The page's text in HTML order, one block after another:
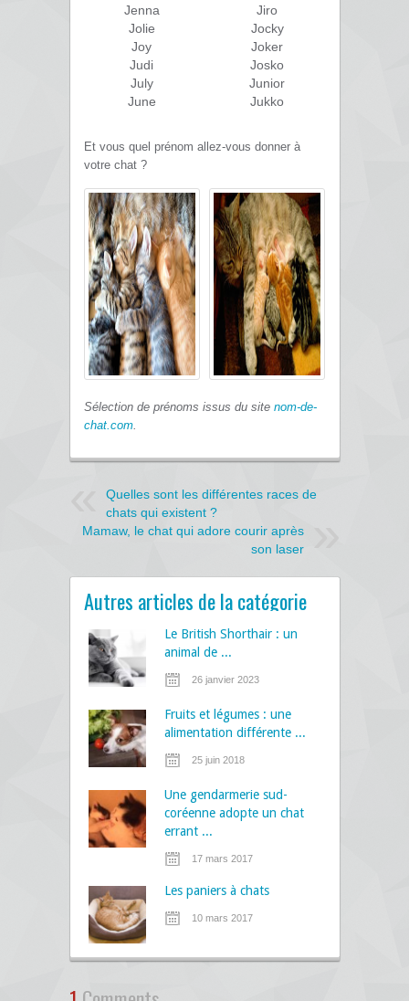
Jenna
Jiro
Jolie
Jocky
Joy
Joker
Judi
Josko
July
Junior
June
Jukko
Et vous quel prénom allez-vous donner à
votre chat ?
Sélection de prénoms issus du site nom-de-
chat.com.
Quelles sont les différentes races de
chats qui existent ?
Mamaw, le chat qui adore courir après
son laser
Autres articles de la catégorie
Le British Shorthair : un
animal de ...
26 janvier 2023
Fruits et légumes : une
alimentation différente ...
25 juin 2018
Une gendarmerie sud-
coréenne adopte un chat
errant ...
17 mars 2017
Les paniers à chats
10 mars 2017